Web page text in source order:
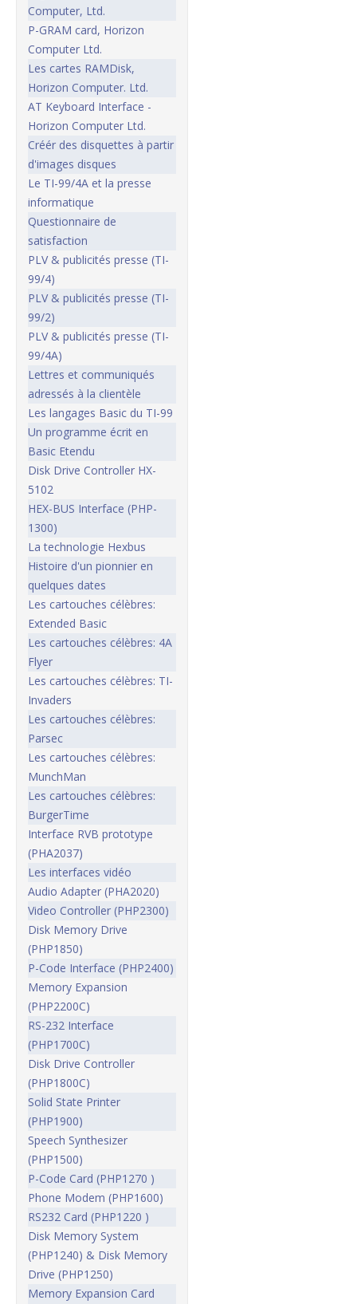
Computer, Ltd.
P-GRAM card, Horizon
Computer Ltd.
Les cartes RAMDisk,
Horizon Computer. Ltd.
AT Keyboard Interface -
Horizon Computer Ltd.
Créér des disquettes à partir
d'images disques
Le TI-99/4A et la presse
informatique
Questionnaire de
satisfaction
PLV & publicités presse (TI-
99/4)
PLV & publicités presse (TI-
99/2)
PLV & publicités presse (TI-
99/4A)
Lettres et communiqués
adressés à la clientèle
Les langages Basic du TI-99
Un programme écrit en
Basic Etendu
Disk Drive Controller HX-
5102
HEX-BUS Interface (PHP-
1300)
La technologie Hexbus
Histoire d'un pionnier en
quelques dates
Les cartouches célèbres:
Extended Basic
Les cartouches célèbres: 4A
Flyer
Les cartouches célèbres: TI-
Invaders
Les cartouches célèbres:
Parsec
Les cartouches célèbres:
MunchMan
Les cartouches célèbres:
BurgerTime
Interface RVB prototype
(PHA2037)
Les interfaces vidéo
Audio Adapter (PHA2020)
Video Controller (PHP2300)
Disk Memory Drive
(PHP1850)
P-Code Interface (PHP2400)
Memory Expansion
(PHP2200C)
RS-232 Interface
(PHP1700C)
Disk Drive Controller
(PHP1800C)
Solid State Printer
(PHP1900)
Speech Synthesizer
(PHP1500)
P-Code Card (PHP1270 )
Phone Modem (PHP1600)
RS232 Card (PHP1220 )
Disk Memory System
(PHP1240) & Disk Memory
Drive (PHP1250)
Memory Expansion Card